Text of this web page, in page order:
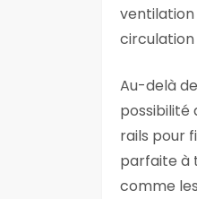
ventilation
circulation
Au-delà
possibilité
rails pour
parfaite à
comme